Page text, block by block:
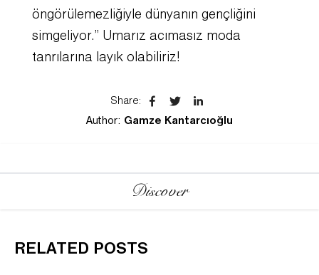
öngörülemezliğiyle dünyanın gençliğini
simgeliyor.” Umarız acımasız moda
tanrılarına layık olabiliriz!
Share:
Author: Gamze Kantarcıoğlu
Discover
RELATED POSTS